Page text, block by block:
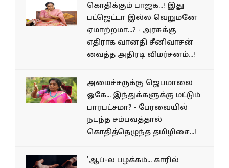
கொதிக்கும் பாஜக...! இது
பட்ஜெட்டா இல்ல வெறுமனே
ஏமாற்றமா...? - அரசுக்கு
எதிராக வானதி சீனிவாசன்
வைத்த அதிரடி விமர்சனம்...!
அமைச்சருக்கு ஜெபமாலை
ஓகே... இந்துக்களுக்கு மட்டும்
பாரபட்சமா? - பேரவையில்
நடந்த சம்பவத்தால்
கொதித்தெழுந்த தமிழிசை...!
'ஆப்-ல பழக்கம்... காரில்